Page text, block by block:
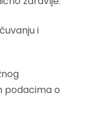
i
podacima o